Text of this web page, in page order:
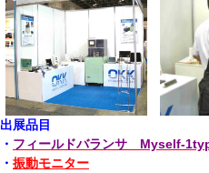
出展品目
・ フィールドバランサ Myself-
・ 振動モニター